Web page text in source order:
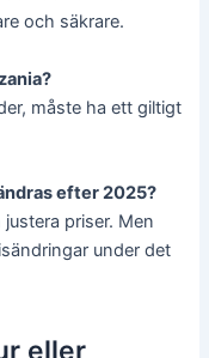
och säkrare.
måste ha ett giltigt
efter 2025?
priser. Men
under det
eller